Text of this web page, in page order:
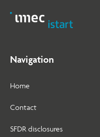
Navigation
Home
Contact
SFDR disclosures